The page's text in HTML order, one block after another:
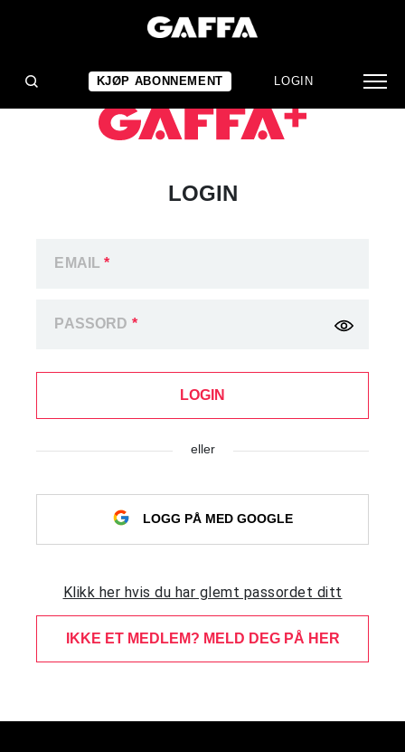
KJØP ABONNEMENT LOGIN
LOGIN
EMAIL*
PASSORD *
LOGIN
eller
LOGG PÅ MED GOOGLE
Klikk her hvis du har glemt passordet ditt
IKKE ET MEDLEM? MELD DEG PÅ HER